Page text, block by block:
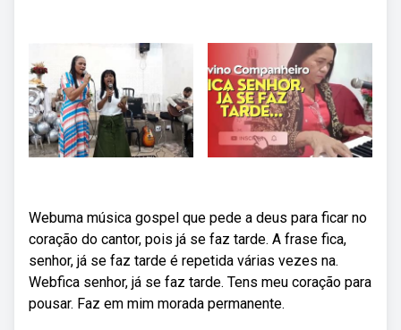
Webuma música gospel que pede a deus para ficar no
coração do cantor, pois já se faz tarde. A frase fica,
senhor, já se faz tarde é repetida várias vezes na.
Webfica senhor, já se faz tarde. Tens meu coração para
pousar. Faz em mim morada permanente.